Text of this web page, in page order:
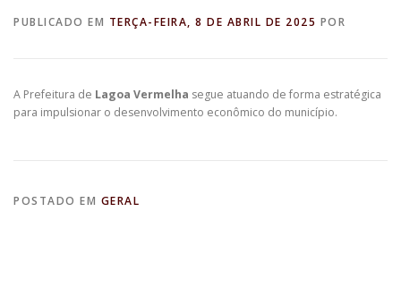
PUBLICADO EM TERÇA-FEIRA, 8 DE ABRIL DE 2025 POR
A Prefeitura de Lagoa Vermelha segue atuando de forma estratégica
para impulsionar o desenvolvimento econômico do município.
POSTADO EM GERAL